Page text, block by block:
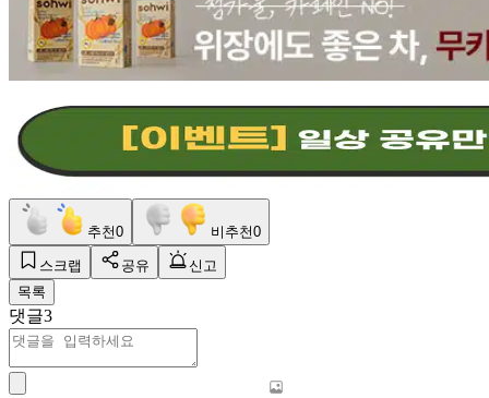
추천0 비추천0
스크랩 공유
신고
목록
댓글3